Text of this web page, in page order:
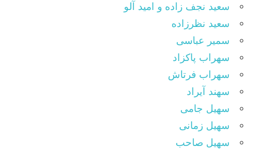
سعید نجف زاده و امید آلو
سعید نظرزاده
سمیر عباسی
سهراب پاکزاد
سهراب فرتاش
سهند آیراد
سهیل جامی
سهیل زمانی
سهیل صاحب